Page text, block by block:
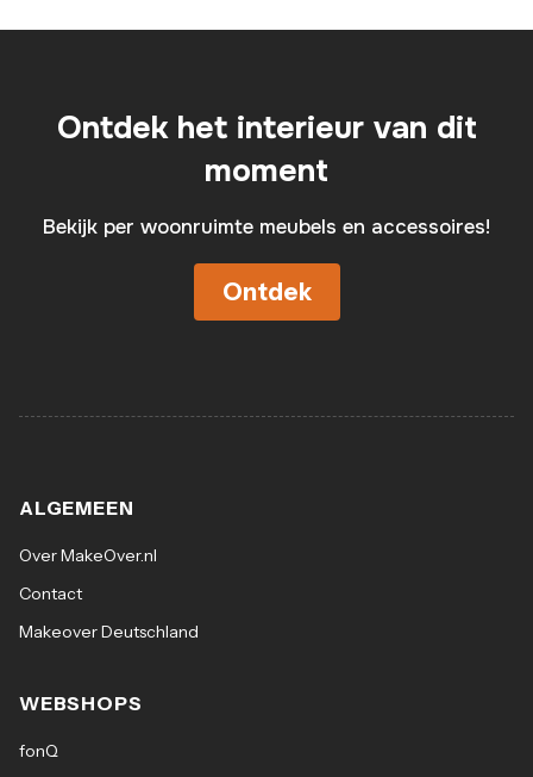
Ontdek het interieur van dit
moment
Bekijk per woonruimte meubels en accessoires!
Ontdek
ALGEMEEN
Over MakeOver.nl
Contact
Makeover Deutschland
WEBSHOPS
fonQ